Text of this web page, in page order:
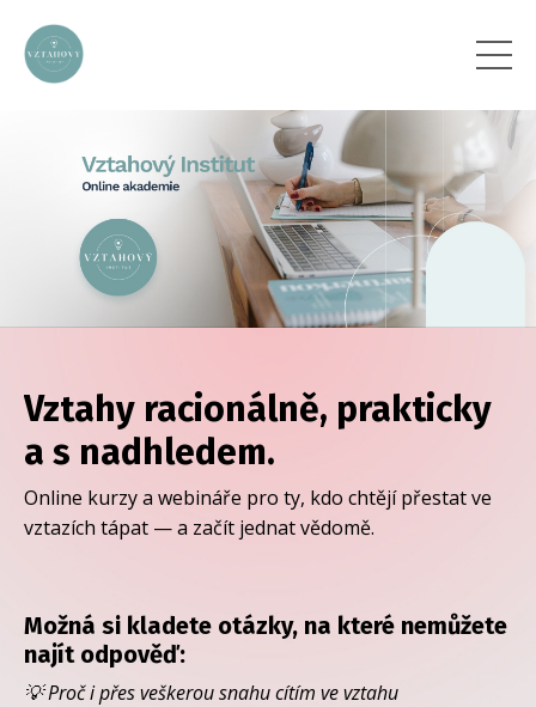
.
Vztahy racionálně, prakticky
a s nadhledem.
Online kurzy a webináře pro ty, kdo chtějí přestat ve
vztazích tápat — a začít jednat vědomě.
Možná si kladete otázky, na které nemůžete
najít odpověď:
💡 Proč i přes veškerou snahu cítím ve vztahu